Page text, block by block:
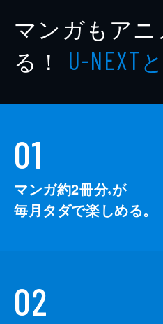
掲載誌 別冊フレンド
マンガもア
る！ U-NEXT
01
マンガ約2冊分※が
毎月タダで楽しめる。
02